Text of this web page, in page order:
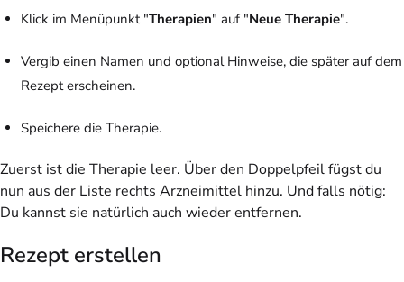
Klick im Menüpunkt "Therapien" auf "Neue Therapie".
Vergib einen Namen und optional Hinweise, die später auf dem
Rezept erscheinen.
Speichere die Therapie.
Zuerst ist die Therapie leer. Über den Doppelpfeil fügst du
nun aus der Liste rechts Arzneimittel hinzu. Und falls nötig:
Du kannst sie natürlich auch wieder entfernen.
Rezept erstellen